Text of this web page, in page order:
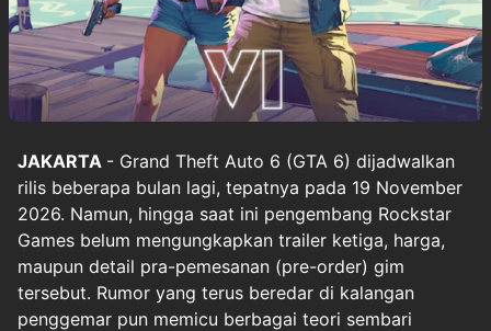
JAKARTA - Grand Theft Auto 6 (GTA 6) dijadwalkan
rilis beberapa bulan lagi, tepatnya pada 19 November
2026. Namun, hingga saat ini pengembang Rockstar
Games belum mengungkapkan trailer ketiga, harga,
maupun detail pra-pemesanan (pre-order) gim
tersebut. Rumor yang terus beredar di kalangan
penggemar pun memicu berbagai teori sembari